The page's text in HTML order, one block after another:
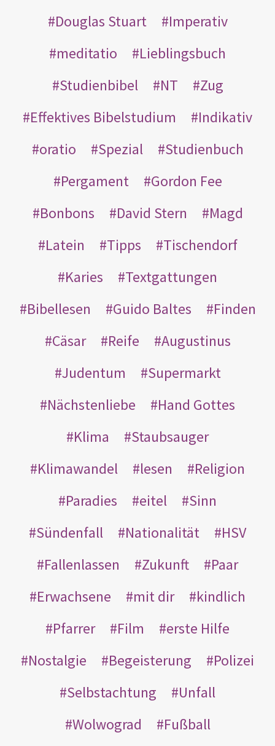
Douglas Stuart
Imperativ
meditatio
Lieblingsbuch
Studienbibel
NT
Zug
Effektives Bibelstudium
Indikativ
oratio
Spezial
Studienbuch
Pergament
Gordon Fee
Bonbons
David Stern
Magd
Latein
Tipps
Tischendorf
Karies
Textgattungen
Bibellesen
Guido Baltes
Finden
Cäsar
Reife
Augustinus
Judentum
Supermarkt
Nächstenliebe
Hand Gottes
Klima
Staubsauger
Klimawandel
lesen
Religion
Paradies
eitel
Sinn
Sündenfall
Nationalität
HSV
Fallenlassen
Zukunft
Paar
Erwachsene
mit dir
kindlich
Pfarrer
Film
erste Hilfe
Nostalgie
Begeisterung
Polizei
Selbstachtung
Unfall
Wolwograd
Fußball